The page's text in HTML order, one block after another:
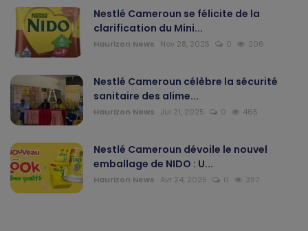
Nestlé Cameroun se félicite de la
clarification du Mini...
Haurizon News Nov 28, 2025 0 206
Nestlé Cameroun célèbre la sécurité
sanitaire des alime...
Haurizon News Jui 21, 2025 0 465
Nestlé Cameroun dévoile le nouvel
emballage de NIDO : U...
Haurizon News Avr 24, 2025 0 397